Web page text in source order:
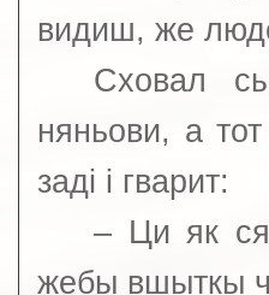
видиш, же
Сховал
няньови, а
заді і гварит:
– Ци як
жебы вшыткы